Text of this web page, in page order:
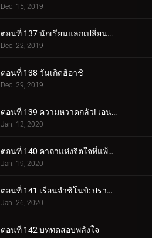
Dec. 15, 2019
ตอนที่ 137 นักเรียนแลกเปลี่ยนซามูไร
Dec. 22, 2019
ตอนที่ 138 วันเกิดฮิอาชิ
Dec. 29, 2019
ตอนที่ 139 ความหวาดกลัว! เอนโกะ โอนิคุมะ!
Jan. 12, 2020
ตอนที่ 140 คาถาแห่งจิตใจที่แพ้มันฝรั่งทอด
Jan. 19, 2020
ตอนที่ 141 เรือนจำชิโนบิ: ปราสาทโฮซึกิ
Jan. 26, 2020
ตอนที่ 142 บททดสอบพลังใจ